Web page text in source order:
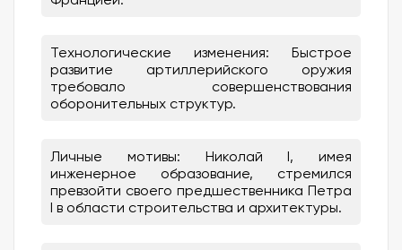
Технологические изменения: Быстрое
развитие артиллерийского оружия
требовало совершенствования
оборонительных структур.
Личные мотивы: Николай I, имея
инженерное образование, стремился
превзойти своего предшественника Петра
I в области строительства и архитектуры.